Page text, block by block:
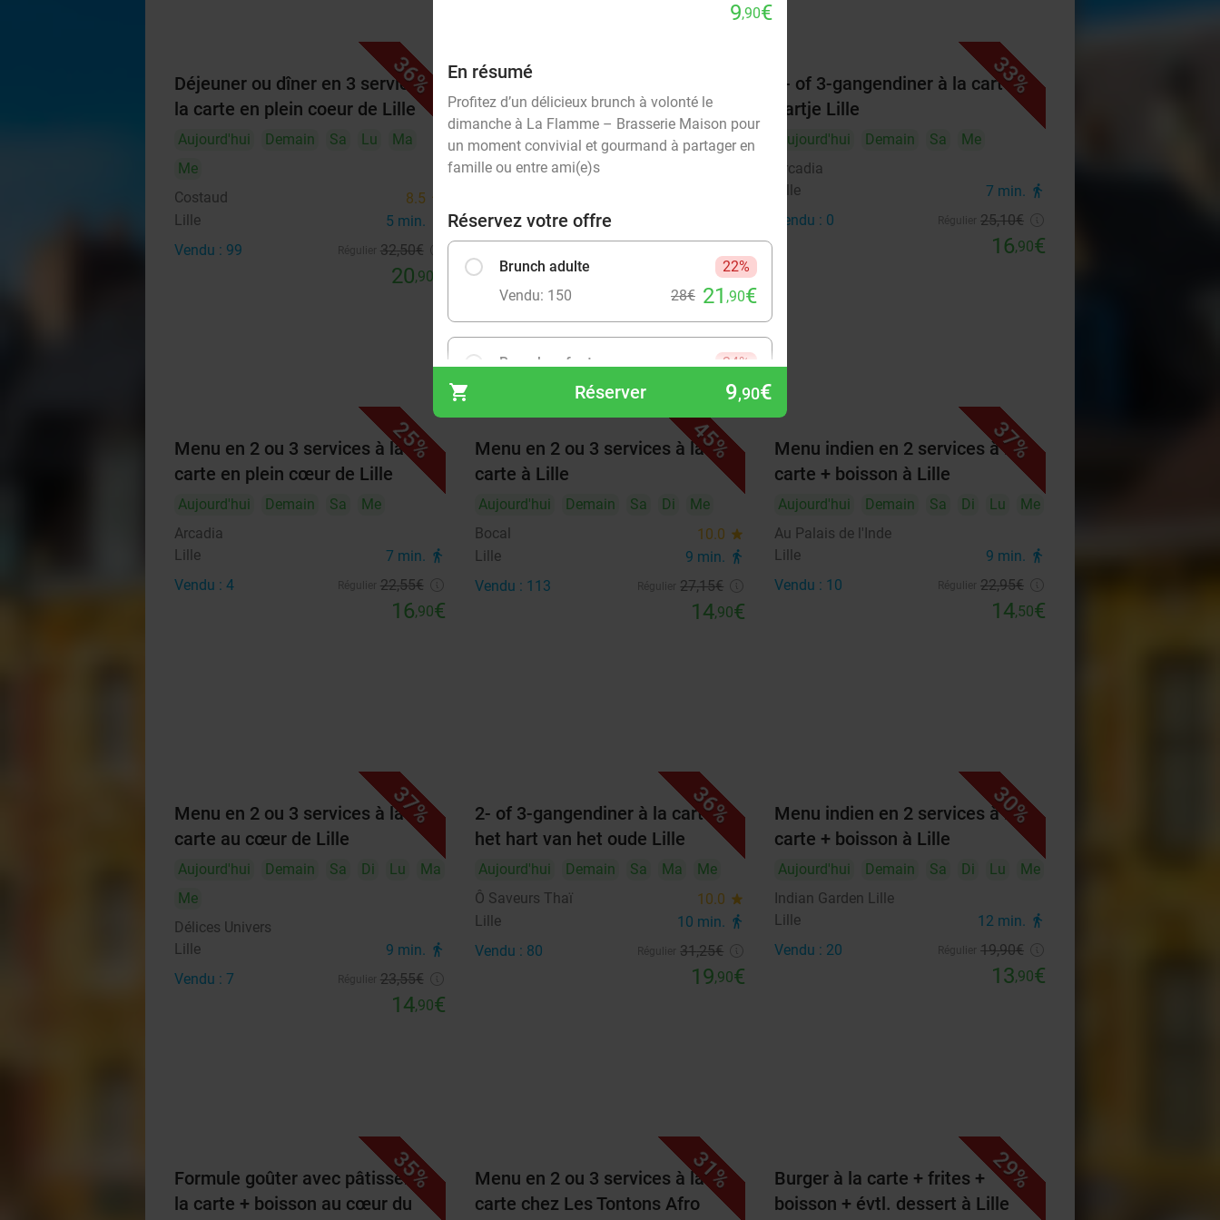
36%
Déjeuner ou dîner en 3 services à
la carte en plein coeur de Lille
Aujourd'hui Demain Sa Lu
Ma
Me
Costaud
8.5 star
Lille 5 min.
Vendu : 99 32,50€
20,90
Menu en 3 services à la carte au
cœur de Lille
Aujourd'hui Demain Ma
Me
La Nouvelle Aventure
Vendu : 2
19,50€
33%
2- of 3-gangendiner à la carte in
hartje Lille
Aujourd'hui Demain Sa
Me
Arcadia
Lille
7 min. directions_walk
Vendu : 0 25,10€
16,90€
25%
Menu en 2 ou 3 services à la
carte en plein cœur de Lille
Aujourd'hui Demain Sa
Me
Arcadia
Lille
7 min. directions_walk
Vendu : 4 22,55€
16,90€
45%
Menu en 2 ou 3 services à la
carte à Lille
Aujourd'hui Demain Sa Di
Me
Bocal
10.0 star
Lille 9 min. directions_walk
Vendu : 113 27,15€
14,90€
37%
Menu indien en 2 services à la
carte + boisson à Lille
Aujourd'hui Demain Sa Di Lu
Me
Au Palais de l'Inde
Lille
9 min. directions_walk
Vendu : 10 22,95€
14,50€
37%
Menu en 2 ou 3 services à la
carte au cœur de Lille
Aujourd'hui Demain Sa Di Lu
Ma
Me
Délices Univers
Lille
9 min. directions_walk
Vendu : 7 23,55€
14,90€
36%
2- of 3-gangendiner à la carte in
het hart van het oude Lille
Aujourd'hui Demain Sa Ma
Me
Ô Saveurs Thaï
10.0 star
Lille 10 min. directions_walk
Vendu : 80 31,25€
19,90€
30%
Menu indien en 2 services à la
carte + boisson à Lille
Aujourd'hui Demain Sa Di Lu
Me
Indian Garden Lille
Lille
12 min. directions_walk
Vendu : 20 19,90€
13,90€
35%
Formule goûter avec pâtisserie à
la carte + boisson au cœur du
31%
Menu en 2 ou 3 services à la
carte chez Les Tontons Afro
29%
Burger à la carte + frites +
boisson + évtl. dessert à Lille
9,90€
En résumé
Profitez d’un délicieux brunch à volonté le
dimanche à La Flamme – Brasserie Maison pour
un moment convivial et gourmand à partager en
famille ou entre ami(e)s
Réservez votre offre
Brunch adulte
22%
Vendu: 150
28€ 21 ,90€
Brunch enfant
24%
,90€
Disponibilité
Personnes remove_circle_outline
Lu
Ma Sa
29 30
31
Points Forts
Multideal :
​Brunch adulte 21,90 €
Chaque assiette est préparée avec des produits
Dans un cadre chaleureux et une ambiance
décontractée
Réserver 9,90€